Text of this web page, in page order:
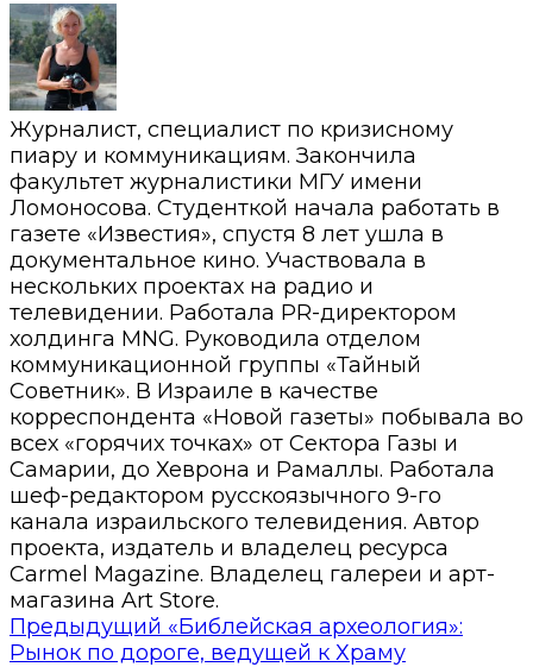
Журналист, специалист по кризисному
пиару и коммуникациям. Закончила
факультет журналистики МГУ имени
Ломоносова. Студенткой начала работать в
газете «Известия», спустя 8 лет ушла в
документальное кино. Участвовала в
нескольких проектах на радио и
телевидении. Работала PR-директором
холдинга MNG. Руководила отделом
коммуникационной группы «Тайный
Советник». В Израиле в качестве
корреспондента «Новой газеты» побывала во
всех «горячих точках» от Сектора Газы и
Самарии, до Хеврона и Рамаллы. Работала
шеф-редактором русскоязычного 9-го
канала израильского телевидения. Автор
проекта, издатель и владелец ресурса
Carmel Magazine. Владелец галереи и арт-
магазина Art Store.
Предыдущий «Библейская археология»:
Рынок по дороге, ведущей к Храму